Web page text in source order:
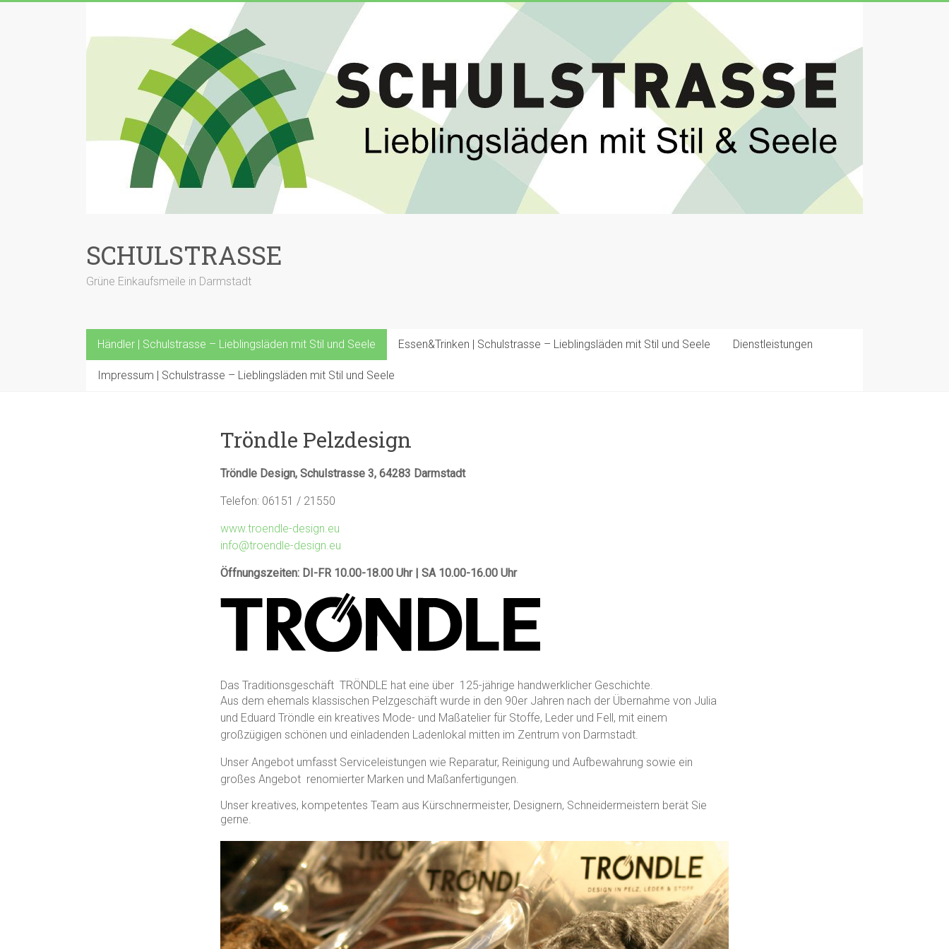
SCHULSTRASSE
Grüne Einkaufsmeile in Darmstadt
Händler | Schulstrasse – Lieblingsläden mit Stil und Seele Essen&Trinken | Schulstrasse – Lieblingsläden mit Stil und Seele Dienstleistungen
Impressum | Schulstrasse – Lieblingsläden mit Stil und Seele
Tröndle Pelzdesign
Tröndle Design, Schulstrasse 3, 64283 Darmstadt
Telefon: 06151 / 21550
www.troendle-design.eu
info@troendle-design.eu
Öffnungszeiten: DI-FR 10.00-18.00 Uhr | SA 10.00-16.00 Uhr
Das Traditionsgeschäft TRÖNDLE hat eine über 125-jährige handwerklicher Geschichte.
Aus dem ehemals klassischen Pelzgeschäft wurde in den 90er Jahren nach der Übernahme von Julia
und Eduard Tröndle ein kreatives Mode- und Maßatelier für Stoffe, Leder und Fell, mit einem
großzügigen schönen und einladenden Ladenlokal mitten im Zentrum von Darmstadt.
Unser Angebot umfasst Serviceleistungen wie Reparatur, Reinigung und Aufbewahrung sowie ein
großes Angebot renomierter Marken und Maßanfertigungen.
Unser kreatives, kompetentes Team aus Kürschnermeister, Designern, Schneidermeistern berät Sie
gerne.